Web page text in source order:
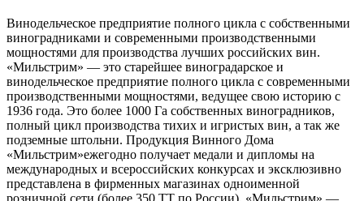
Винодельческое предприятие полного цикла с собственными
виноградниками и современными производственными
мощностями для производства лучших российских вин.
«Мильстрим» — это старейшее виноградарское и
винодельческое предприятие полного цикла с современными
производственными мощностями, ведущее свою историю с
1936 года. Это более 1000 Га собственных виноградников,
полный цикл производства тихих и игристых вин, а так же
подземные штольни. Продукция Винного Дома
«Мильстрим»ежегодно получает медали и дипломы на
международных и всероссийских конкурсах и эксклюзивно
представлена в фирменных магазинах одноименной
розничной сети (более 350 ТТ по России). «Мильстрим» —